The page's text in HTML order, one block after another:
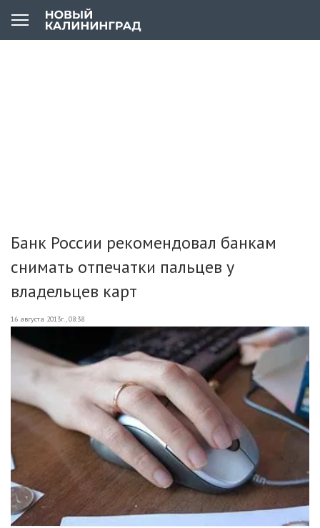
Банк России рекомендовал банкам
снимать отпечатки пальцев у
владельцев карт
16 августа 2013г., 08:38